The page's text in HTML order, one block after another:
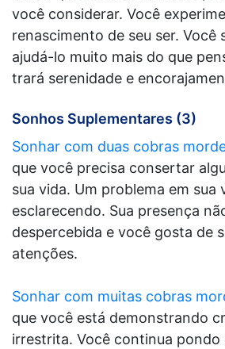
você considerar. Você
renascimento de seu ser. Você
ajudá-lo muito mais do que
trará serenidade e
Sonhos Suplementares (3)
Sonhar com duas cobras
que você precisa consertar
sua vida. Um problema em sua
esclarecendo. Sua presença
despercebida e você gosta de
atenções.
Sonhar com muitas cobras
que você está demonstrando
irrestrita. Você continua pondo